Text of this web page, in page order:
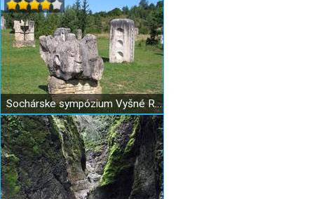
Sochárske sympózium Vyšné Ružbachy